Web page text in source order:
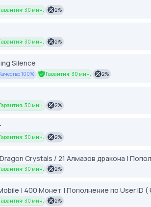
30 мин. 2%
30 мин. 2%
Silence
100% Гарантия: 30 мин. 2%
30 мин. 2%
30 мин. 2%
Dragon Crystals / 21 Алмазов дракона |
30 мин. 2%
| 400 Монет | Пополнение по User ID (
30 мин. 2%